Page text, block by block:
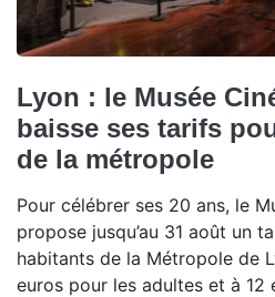
Lyon : le Musée
baisse ses tarifs
de la métropole
Pour célébrer ses 20 ans, le
propose jusqu’au 31 août un
habitants de la Métropole de
euros pour les adultes et à 12